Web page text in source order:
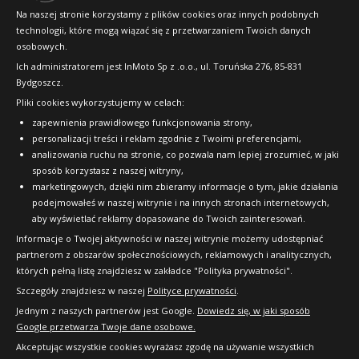
Na naszej stronie korzystamy z plików cookies oraz innych podobnych
technologii, które mogą wiązać się z przetwarzaniem Twoich danych
osobowych.
Ich administratorem jest InMoto Sp z .o.o., ul. Toruńska 276, 85-831
Bydgoszcz.
Pliki cookies wykorzystujemy w celach:
zapewnienia prawidłowego funkcjonowania strony,
personalizacji treści i reklam zgodnie z Twoimi preferencjami,
analizowania ruchu na stronie, co pozwala nam lepiej zrozumieć, w jaki
sposób korzystasz z naszej witryny,
marketingowych, dzięki nim zbieramy informacje o tym, jakie działania
podejmowałeś w naszej witrynie i na innych stronach internetowych,
aby wyświetlać reklamy dopasowane do Twoich zainteresowań.
Informacje o Twojej aktywności w naszej witrynie możemy udostępniać
partnerom z obszarów społecznościowych, reklamowych i analitycznych,
których pełną listę znajdziesz w zakładce "Polityka prywatności".
Szczegóły znajdziesz w naszej Polityce prywatności.
Jednym z naszych partnerów jest Google. Dowiedz się, w jaki sposób
Google przetwarza Twoje dane osobowe.
Akceptując wszystkie cookies wyrażasz zgodę na używanie wszystkich
Raty
FAQ
OFICJALNY PARTNER